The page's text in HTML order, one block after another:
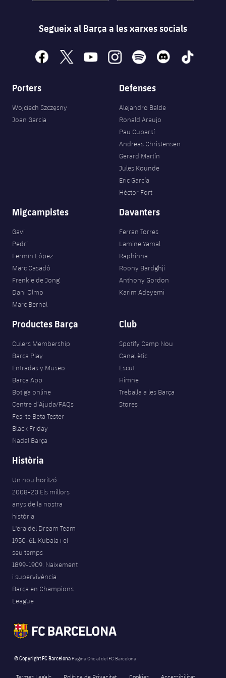
Segueix al Barça a les xarxes socials
facebook
x youtubeinstagramspotify discord tiktok
Porters
Wojciech Szczęsny
Joan Garcia
Defenses
Alejandro Balde
Ronald Araujo
Pau Cubarsí
Andreas Christensen
Gerard Martín
Jules Kounde
Eric García
Héctor Fort
Migcampistes
Gavi
Pedri
Fermín López
Marc Casadó
Frenkie de Jong
Dani Olmo
Marc Bernal
Davanters
Ferran Torres
Lamine Yamal
Raphinha
Roony Bardghji
Anthony Gordon
Karim Adeyemi
Productes Barça
Culers Membership
Barça Play
Entradas y Museo
Barça App
Botiga online
Centre d’Ajuda/FAQs
Fes-te Beta Tester
Black Friday
Nadal Barça
Club
Spotify Camp Nou
Canal ètic
Escut
Himne
Treballa a les Barça
Stores
Història
Un nou horitzó
2008-20 Els millors
anys de la nostra
història
L'era del Dream Team
1950-61. Kubala i el
seu temps
1899-1909. Naixement
i supervivència
Barça en Champions
League
© Copyright FC Barcelona Pàgina Oficial del FC Barcelona
Termes Legals Política de Privacitat Cookies Accessibilitat